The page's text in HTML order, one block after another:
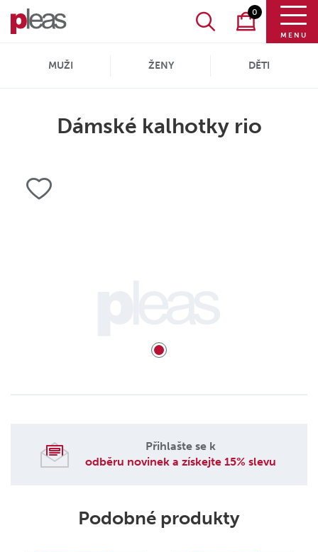
0
MENU
MUŽI ŽENY DĚTI
Dámské kalhotky rio
Přihlašte se k
odběru novinek a získejte 15% slevu
Podobné produkty